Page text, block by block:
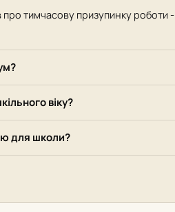
про тимчасову призупинку роботи
віку?
для школи?